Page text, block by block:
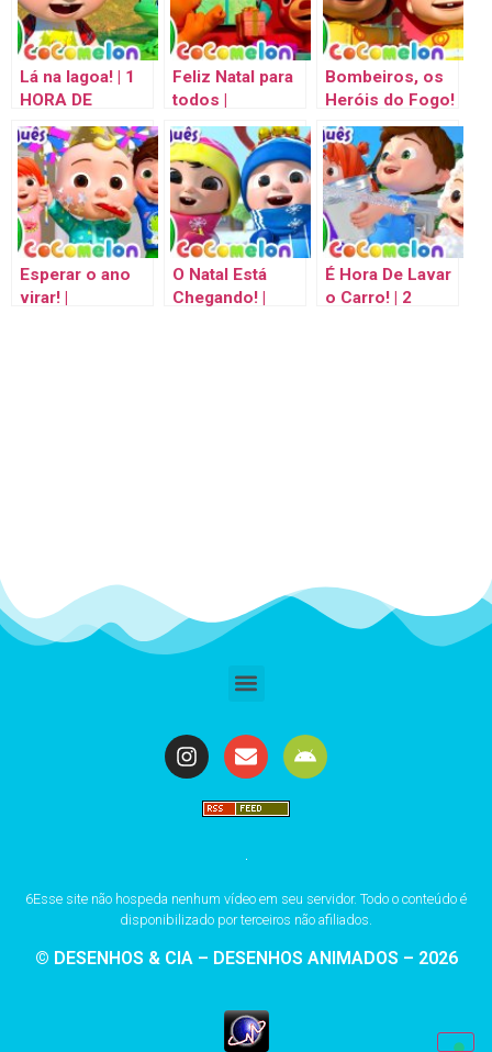
Lá na lagoa! | 1
HORA DE
COCOMELON
BRASIL! |
Músicas Infantis
e Desenhos
Animados para
Crianças
Feliz Natal para
todos |
Cocomelon em
Português |
Músicas Infantis
e Desenhos
Animados para
Crianças
Bombeiros, os
Heróis do Fogo!
| Cocomelon
Brasil | Músicas
Infantis e
Desenhos
Animados em
Português
Esperar o ano
virar! |
O Natal Está
Chegando! |
É Hora De Lavar
o Carro! | 2
6Esse site não hospeda nenhum vídeo em seu servidor. Todo o conteúdo é
disponibilizado por terceiros não afiliados.
© DESENHOS & CIA – DESENHOS ANIMADOS – 2026